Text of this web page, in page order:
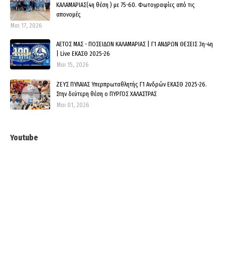
ΚΑΛΑΜΑΡΙΑΣ(4η θέση ) με 75-60. Φωτογραφίες από τις
απονομές
Μαι 17, 2026
ΑΕΤΟΣ ΜΑΣ - ΠΟΣΕΙΔΩΝ ΚΑΛΑΜΑΡΙΑΣ | Γ1 ΑΝΔΡΩΝ ΘΕΣΕΙΣ 3η-4η
| Live ΕΚΑΣΘ 2025-26
Μαι 15, 2026
ΖΕΥΣ ΠΥΛΑΙΑΣ Υπερπρωταθλητής Γ1 Ανδρών ΕΚΑΣΘ 2025-26.
Στην δεύτερη θέση ο ΠΥΡΓΟΣ ΧΑΛΑΣΤΡΑΣ
Μαι 01, 2026
Youtube